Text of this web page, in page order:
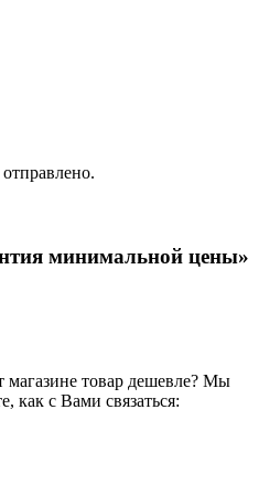
минимальной цены»
магазине товар дешевле? Мы
как с Вами связаться: